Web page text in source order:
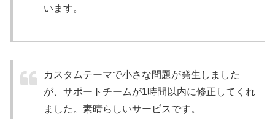
います。
カスタムテーマで小さな問題が発生しました
が、サポートチームが1時間以内に修正してくれ
ました。素晴らしいサービスです。